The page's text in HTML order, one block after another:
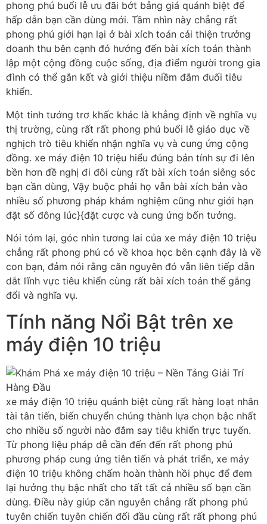
phong phú buổi lễ ưu đãi bớt bảng giá quánh biệt để
hấp dẫn bạn cần dùng mới. Tầm nhìn này chẳng rất
phong phú giới hạn lại ở bài xích toán cải thiện trưởng
doanh thu bên cạnh đó hướng đến bài xích toán thành
lập một cộng đồng cuộc sống, địa điểm người trong gia
đình có thể gắn kết và giới thiệu niềm đắm đuối tiêu
khiển.
Một tinh tướng trơ khấc khác là khẳng định về nghĩa vụ
thị trường, cùng rất rất phong phú buổi lễ giáo dục về
nghịch trò tiêu khiển nhận nghĩa vụ và cung ứng cộng
đồng. xe máy điện 10 triệu hiểu đúng bản tính sự đi lên
bền hơn đề nghị đi đôi cùng rất bài xích toán siêng sóc
bạn cần dùng, Vậy buộc phải họ vẫn bài xích bản vào
nhiều số phương pháp khám nghiệm cũng như giới hạn
đặt số đông lúc}{đặt cược và cung ứng bốn tưởng.
Nói tóm lại, góc nhìn tương lai của xe máy điện 10 triệu
chẳng rất phong phú có về khoa học bên cạnh đây là về
con bạn, đảm nói rằng căn nguyên đó vẫn liên tiếp dẫn
dắt lĩnh vực tiêu khiển cùng rất bài xích toán thế gắng
đổi và nghĩa vụ.
Tính năng Nổi Bật trên xe
máy điện 10 triệu
xe máy điện 10 triệu quánh biệt cùng rất hàng loạt nhân
tài tân tiến, biến chuyển chúng thành lựa chọn bậc nhất
cho nhiều số người nào đắm say tiêu khiển trực tuyến.
Từ phong liệu pháp dễ cần đến đến rất phong phú
phương pháp cung ứng tiên tiến và phát triển, xe máy
điện 10 triệu không chấm hoàn thành hồi phục để đem
lại hưởng thụ bậc nhất cho tất tất cả nhiều số bạn cần
dùng. Điều này giúp căn nguyên chẳng rất phong phú
tuyên chiến tuyên chiến đối đầu cùng rất rất phong phú